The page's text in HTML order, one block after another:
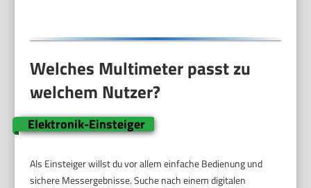
Welches Multimeter passt zu
welchem Nutzer?
Elektronik-Einsteiger
Als Einsteiger willst du vor allem einfache Bedienung und
sichere Messergebnisse. Suche nach einem digitalen